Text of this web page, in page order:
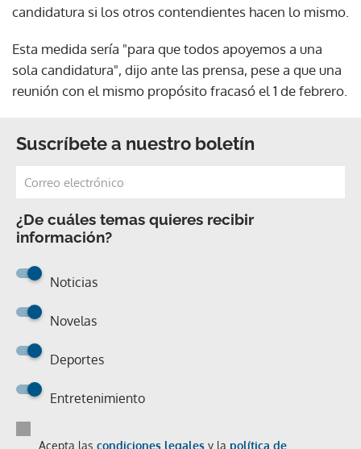
candidatura si los otros contendientes hacen lo mismo.
Esta medida sería "para que todos apoyemos a una
sola candidatura", dijo ante las prensa, pese a que una
reunión con el mismo propósito fracasó el 1 de febrero.
Suscríbete a nuestro boletín
¿De cuáles temas quieres recibir
información?
Noticias
Novelas
Deportes
Entretenimiento
Acepta las condiciones legales y la política de